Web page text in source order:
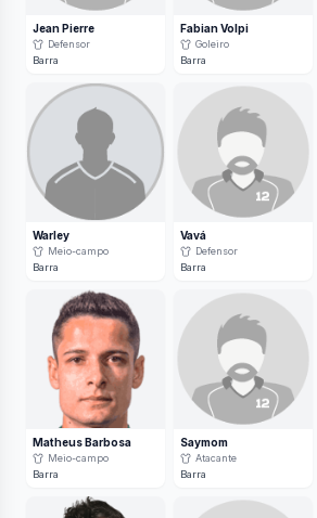
Jean Pierre
Defensor
Barra
Fabian Volpi
Goleiro
Barra
Warley
Meio-campo
Barra
Vavá
Defensor
Barra
Matheus Barbosa
Meio-campo
Barra
Saymom
Atacante
Barra